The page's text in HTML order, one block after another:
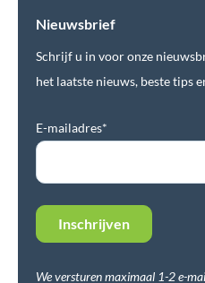
Nieuwsbrief
Schrijf u in voor onze
het laatste nieuws, beste tips
E-mailadres*
We versturen maximaal 1-2 e-